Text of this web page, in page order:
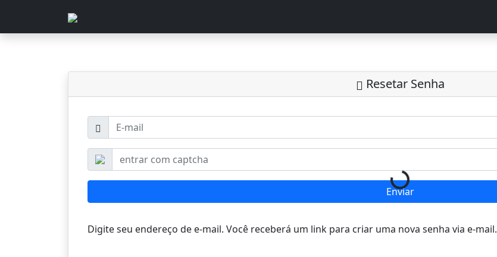
Resetar Senha
E-mail
Enviar
Digite seu endereço de e-mail. Você receberá um link para criar uma nova senha via e-mail.
Loading...